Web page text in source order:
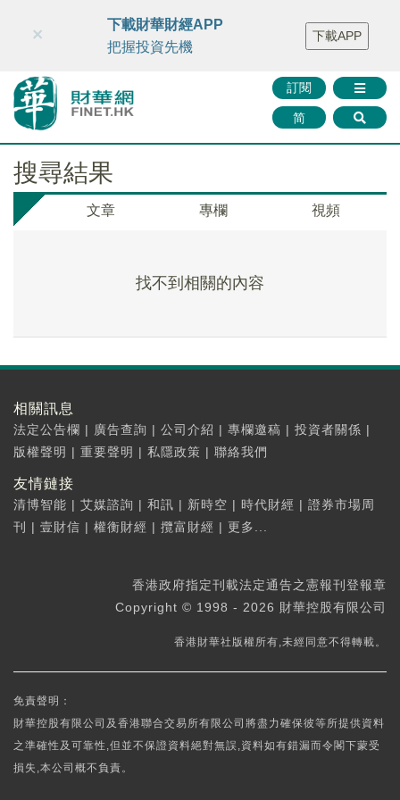
財華智庫網 FINTV FINMETA 財華證券 媒體矩陣
智庫沙龍
聯絡我們
訂閱
简
×
下載財華財經APP
把握投資先機
下載APP
搜尋結果
文章 專欄 視頻
找不到相關的內容
相關訊息
法定公告欄 | 廣告查詢 | 公司介紹 | 專欄邀稿 | 投資者關係 |
版權聲明 | 重要聲明 | 私隱政策 | 聯絡我們
友情鏈接
清博智能 | 艾媒諮詢 | 和訊 | 新時空 | 時代財經 | 證券市場周
刊
| 壹財信 | 權衡財經 | 攬富財經 | 更多...
香港政府指定刊載法定通告之憲報刊登報章
Copyright © 1998 - 2026 財華控股有限公司
香港財華社版權所有,未經同意不得轉載。
免責聲明：
財華控股有限公司及香港聯合交易所有限公司將盡力確保彼等所提供資料
之準確性及可靠性,但並不保證資料絕對無誤,資料如有錯漏而令閣下蒙受
損失,本公司概不負責。